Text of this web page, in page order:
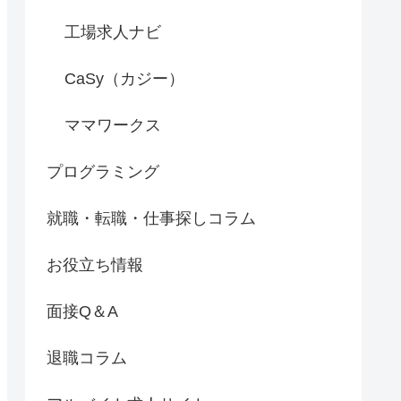
工場求人ナビ
CaSy（カジー）
ママワークス
プログラミング
就職・転職・仕事探しコラム
お役立ち情報
面接Q＆A
退職コラム